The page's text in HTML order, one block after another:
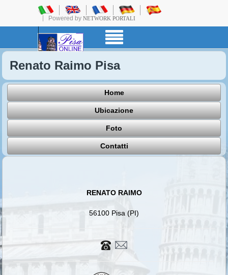
Powered by NETWORK PORTALI
Renato Raimo Pisa
Home
Ubicazione
Foto
Contatti
RENATO RAIMO
56100 Pisa (PI)